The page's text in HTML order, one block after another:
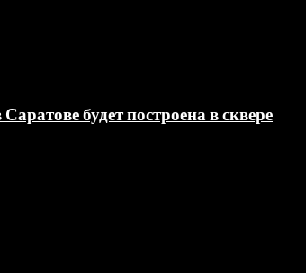
будет построена в сквере